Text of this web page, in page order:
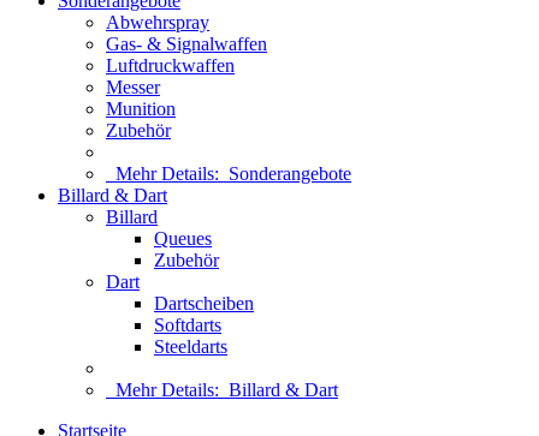
Abwehrspray
Gas- & Signalwaffen
Luftdruckwaffen
Messer
Munition
Zubehör
Mehr Details: Sonderangebote
Billard & Dart
Billard
Queues
Zubehör
Dart
Dartscheiben
Softdarts
Steeldarts
Mehr Details: Billard & Dart
Startseite